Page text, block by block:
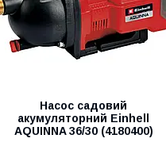
Насос садовий
акумуляторний Einhell
AQUINNA 36/30 (4180400)